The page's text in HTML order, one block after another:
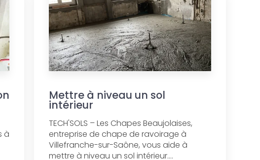
à
Mettre à niveau un sol
intérieur
TECH'SOLS – Les Chapes Beaujolaises,
entreprise de chape de ravoirage à
Villefranche-sur-Saône, vous aide à
mettre à niveau un sol intérieur....